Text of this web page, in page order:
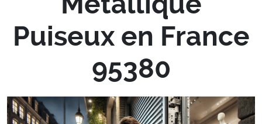
Puiseux en France
95380